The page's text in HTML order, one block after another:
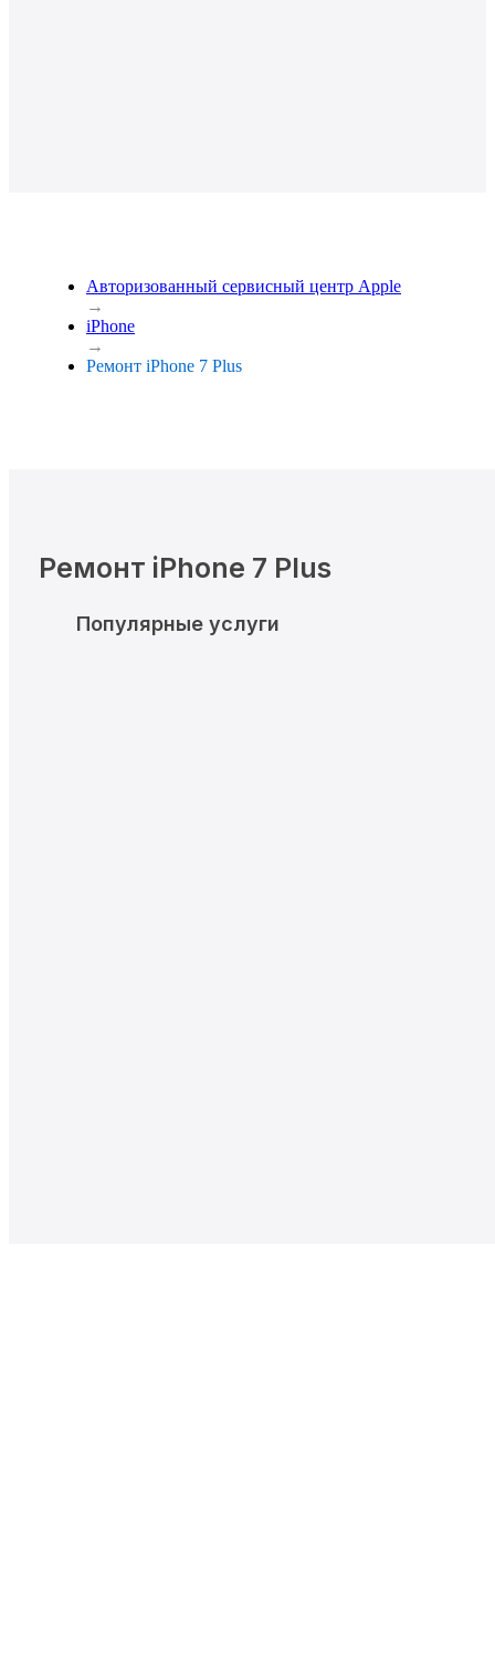
Авторизованный сервисный центр Apple
→
iPhone
→
Ремонт iPhone 7 Plus
Ремонт iPhone 7 Plus
Популярные услуги